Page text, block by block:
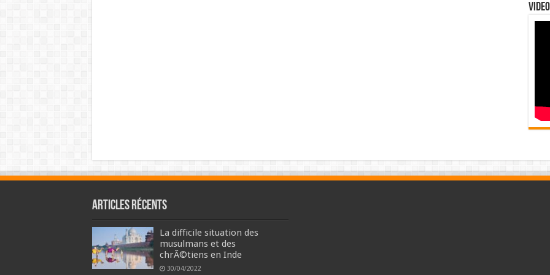
Video
Articles récents
La difficile situation des
musulmans et des
chrÃ©tiens en Inde
30/04/2022